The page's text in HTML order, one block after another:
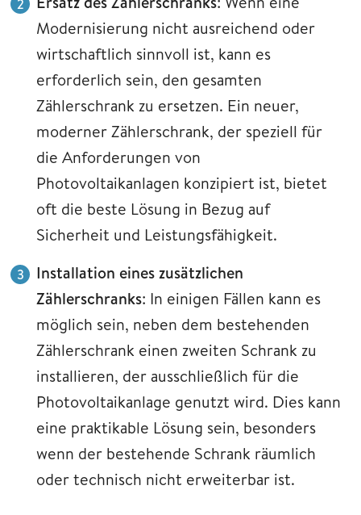
Modernisierung nicht ausreichend oder
wirtschaftlich sinnvoll ist, kann es
erforderlich sein, den gesamten
Zählerschrank zu ersetzen. Ein neuer,
moderner Zählerschrank, der speziell für
die Anforderungen von
Photovoltaikanlagen konzipiert ist, bietet
oft die beste Lösung in Bezug auf
Sicherheit und Leistungsfähigkeit.
Installation eines zusätzlichen
Zählerschranks: In einigen Fällen kann es
möglich sein, neben dem bestehenden
Zählerschrank einen zweiten Schrank zu
installieren, der ausschließlich für die
Photovoltaikanlage genutzt wird. Dies kann
eine praktikable Lösung sein, besonders
wenn der bestehende Schrank räumlich
oder technisch nicht erweiterbar ist.